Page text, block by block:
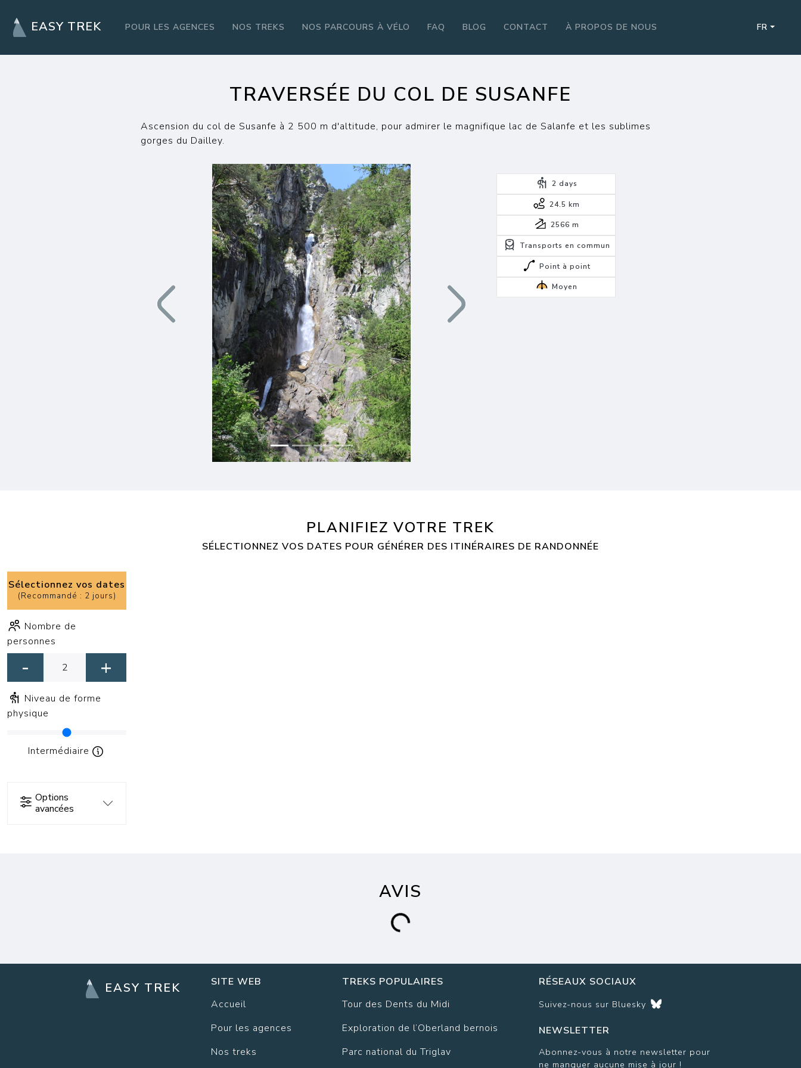
EASY TREK POUR LES AGENCES NOS TREKS NOS PARCOURS À VÉLO FAQ BLOG CONTACT À PROPOS DE NOUS FR
TRAVERSÉE DU COL DE SUSANFE
Ascension du col de Susanfe à 2 500 m d'altitude, pour admirer le magnifique lac de Salanfe et les sublimes
gorges du Dailley.
Previous Next
2 days
24.5 km
2566 m
Transports en commun
Point à point
Moyen
PLANIFIEZ VOTRE TREK
SÉLECTIONNEZ VOS DATES POUR GÉNÉRER DES ITINÉRAIRES DE RANDONNÉE
Sélectionnez vos dates
(Recommandé : 2 jours)
Nombre de
personnes
- +
Niveau de forme
physique
Intermédiaire
Options
avancées
AVIS
EASY TREK
SITE WEB
Accueil
Pour les agences
Nos treks
TREKS POPULAIRES
Tour des Dents du Midi
Exploration de l’Oberland bernois
Parc national du Triglav
RÉSEAUX SOCIAUX
Suivez-nous sur Bluesky
NEWSLETTER
Abonnez-vous à notre newsletter pour
ne manquer aucune mise à jour !